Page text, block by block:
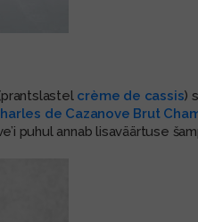
crème de cassis)
de Cazanove Brut
puhul annab lisaväärtuse